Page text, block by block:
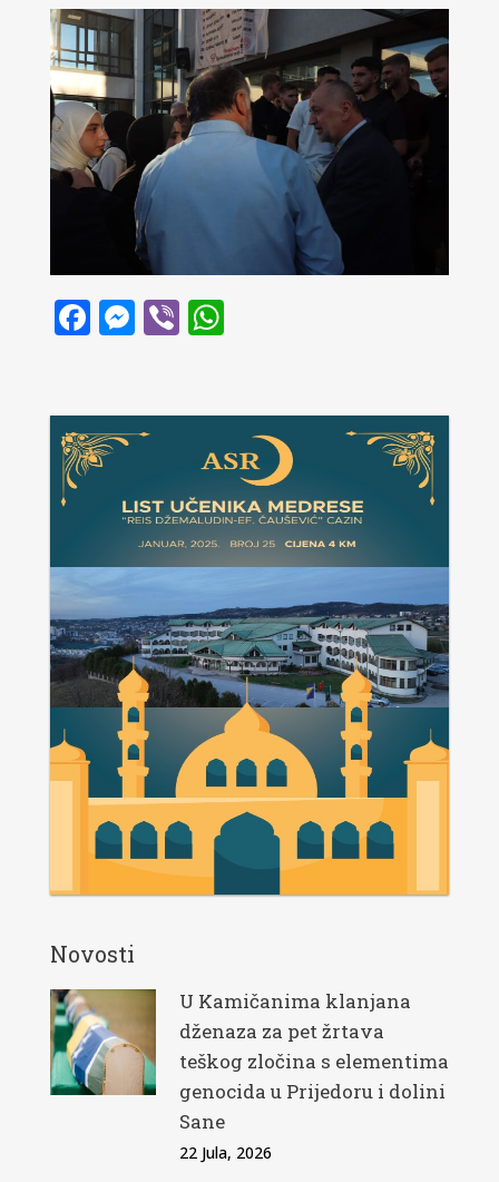
Facebook
Messenger
ViberWhatsApp
Novosti
U Kamičanima klanjana
dženaza za pet žrtava
teškog zločina s elementima
genocida u Prijedoru i dolini
Sane
22 Jula, 2026